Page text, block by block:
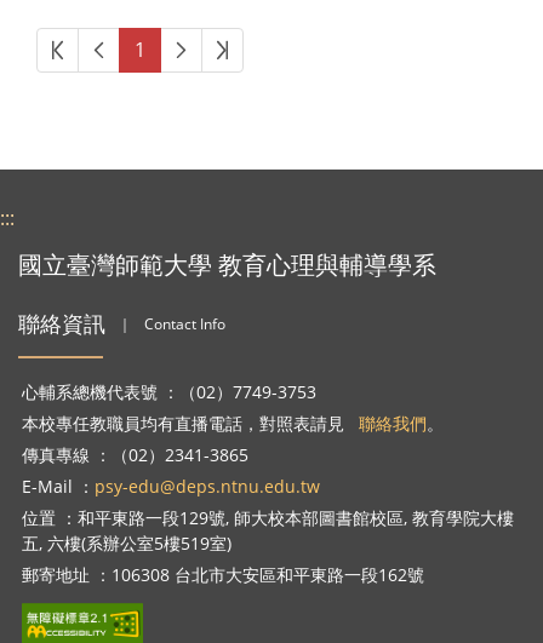
第一頁上一頁
1 下一頁最後頁
:::
國立臺灣師範大學 教育心理與輔導學系
聯絡資訊 ｜ Contact Info
心輔系總機代表號 ：（02）7749-3753
本校專任教職員均有直播電話，對照表請見 聯絡我們。
傳真專線 ：（02）2341-3865
E-Mail ： psy-edu@deps.ntnu.edu.tw
位置 ：和平東路一段129號, 師大校本部圖書館校區, 教育學院大樓
五, 六樓(系辦公室5樓519室)
郵寄地址 ：106308 台北市大安區和平東路一段162號